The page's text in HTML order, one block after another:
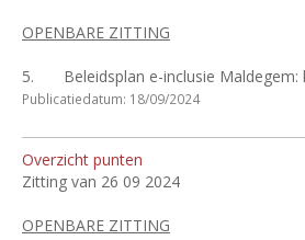
OPENBARE ZITTING
5. Beleidsplan e-inclusie Maldegem:
Publicatiedatum: 18/09/2024
Overzicht punten
Zitting van 26 09 2024
OPENBARE ZITTING